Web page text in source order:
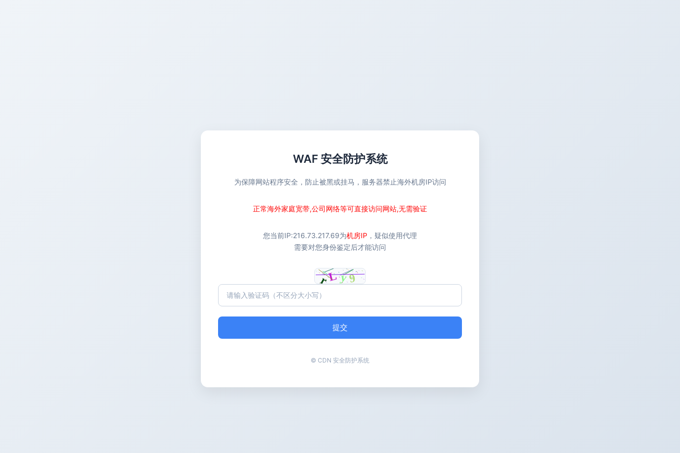
WAF 安全防护系统
为保障网站程序安全，防止被黑或挂马，服务器禁止海外机房IP访问
正常海外家庭宽带,公司网络等可直接访问网站,无需验证
您当前IP:216.73.217.69为机房IP ，疑似使用代理
需要对您身份鉴定后才能访问
提交
© CDN 安全防护系统